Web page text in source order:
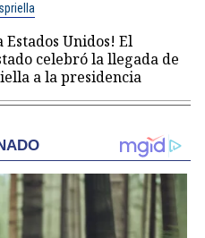
Estados Unidos! El
celebró la llegada de
a la presidencia